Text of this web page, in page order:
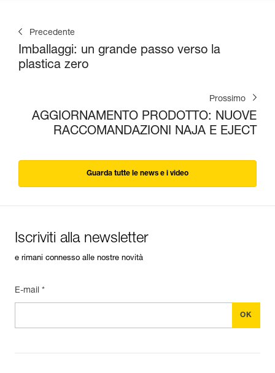
Precedente
Imballaggi: un grande passo verso la
plastica zero
Prossimo
AGGIORNAMENTO PRODOTTO: NUOVE
RACCOMANDAZIONI NAJA E EJECT
Guarda tutte le news e i video
Iscriviti alla newsletter
e rimani connesso alle nostre novità
E-mail *